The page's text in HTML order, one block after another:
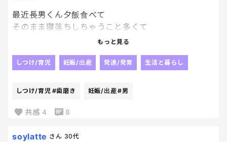
結局減らない🫠
最近長男くん夕飯食べて
そのまま寝落ちしちゃうこと多くて
夜の歯磨きサボりがち。
まいっかー。と諦めちゃってる私も悪い。
もっと見る
しつけ/育児 妊娠/出産 発達/発育 生活と暮らし
しつけ/育児 #歯磨き 妊娠/出産#男
共感 4 8
soylatte さん 30代